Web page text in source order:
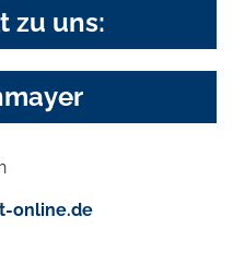
zu uns:
online.de